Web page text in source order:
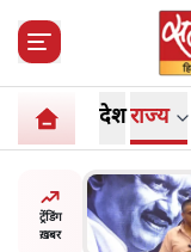
देशराज्य
ट्रेंडिंग
ख़बर
साज़िश'-